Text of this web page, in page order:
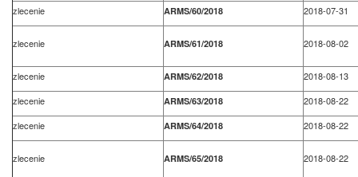
zlecenie ARMS/60/2018 2018-07-31
zlecenie ARMS/61/2018 2018-08-02
zlecenie ARMS/62/2018
2018-08-13
zlecenie
ARMS/63/2018
2018-08-22
zlecenie
ARMS/64/2018 2018-08-22
zlecenie ARMS/65/2018 2018-08-22